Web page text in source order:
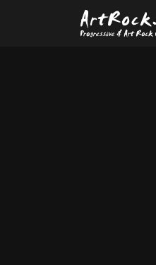
Przejdź do treści głównej